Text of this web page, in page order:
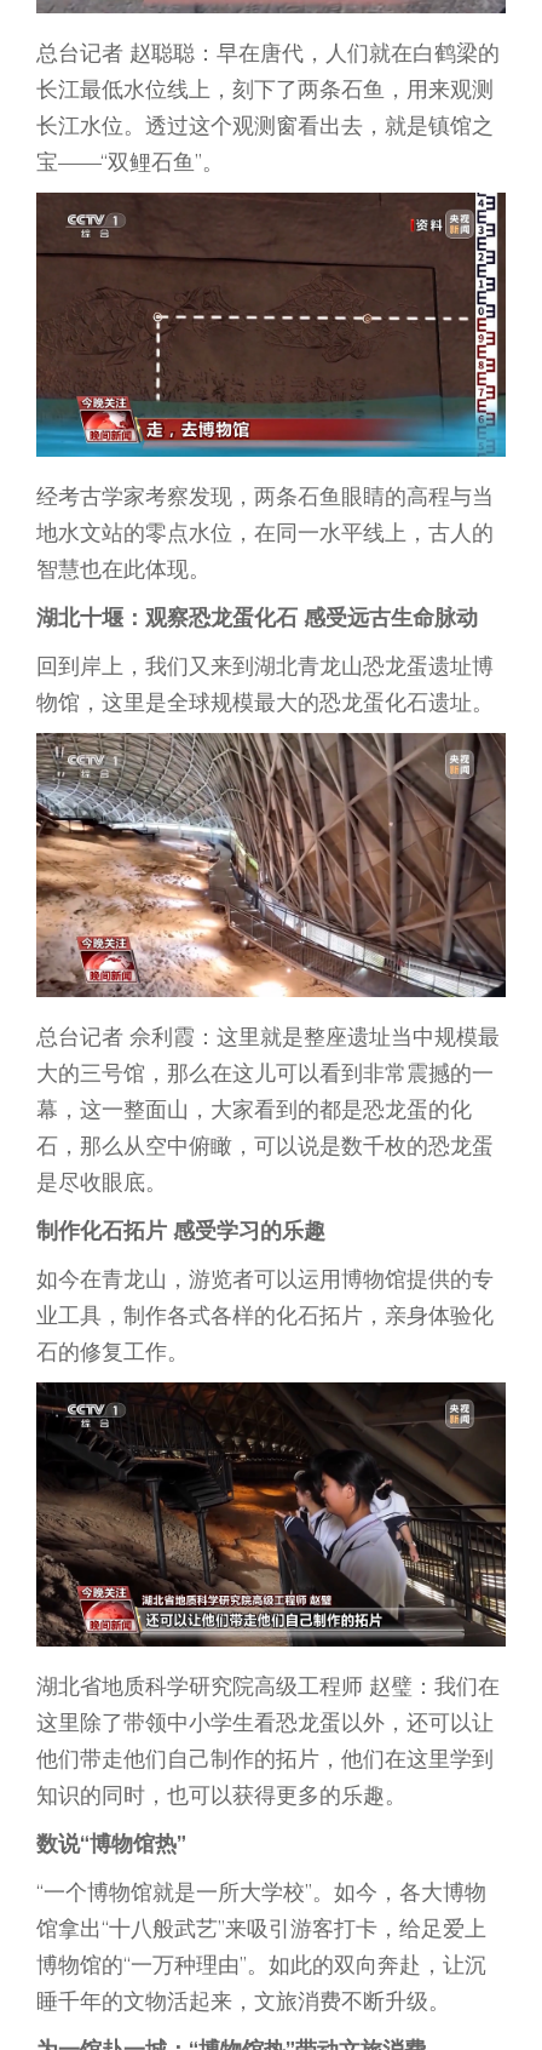
总台记者 赵聪聪：早在唐代，人们就在白鹤梁的
长江最低水位线上，刻下了两条石鱼，用来观测
长江水位。透过这个观测窗看出去，就是镇馆之
宝——“双鲤石鱼”。
经考古学家考察发现，两条石鱼眼睛的高程与当
地水文站的零点水位，在同一水平线上，古人的
智慧也在此体现。
湖北十堰：观察恐龙蛋化石 感受远古生命脉动
回到岸上，我们又来到湖北青龙山恐龙蛋遗址博
物馆，这里是全球规模最大的恐龙蛋化石遗址。
总台记者 佘利霞：这里就是整座遗址当中规模最
大的三号馆，那么在这儿可以看到非常震撼的一
幕，这一整面山，大家看到的都是恐龙蛋的化
石，那么从空中俯瞰，可以说是数千枚的恐龙蛋
是尽收眼底。
制作化石拓片 感受学习的乐趣
如今在青龙山，游览者可以运用博物馆提供的专
业工具，制作各式各样的化石拓片，亲身体验化
石的修复工作。
湖北省地质科学研究院高级工程师 赵璧：我们在
这里除了带领中小学生看恐龙蛋以外，还可以让
他们带走他们自己制作的拓片，他们在这里学到
知识的同时，也可以获得更多的乐趣。
数说“博物馆热”
“一个博物馆就是一所大学校”。如今，各大博物
馆拿出“十八般武艺”来吸引游客打卡，给足爱上
博物馆的“一万种理由”。如此的双向奔赴，让沉
睡千年的文物活起来，文旅消费不断升级。